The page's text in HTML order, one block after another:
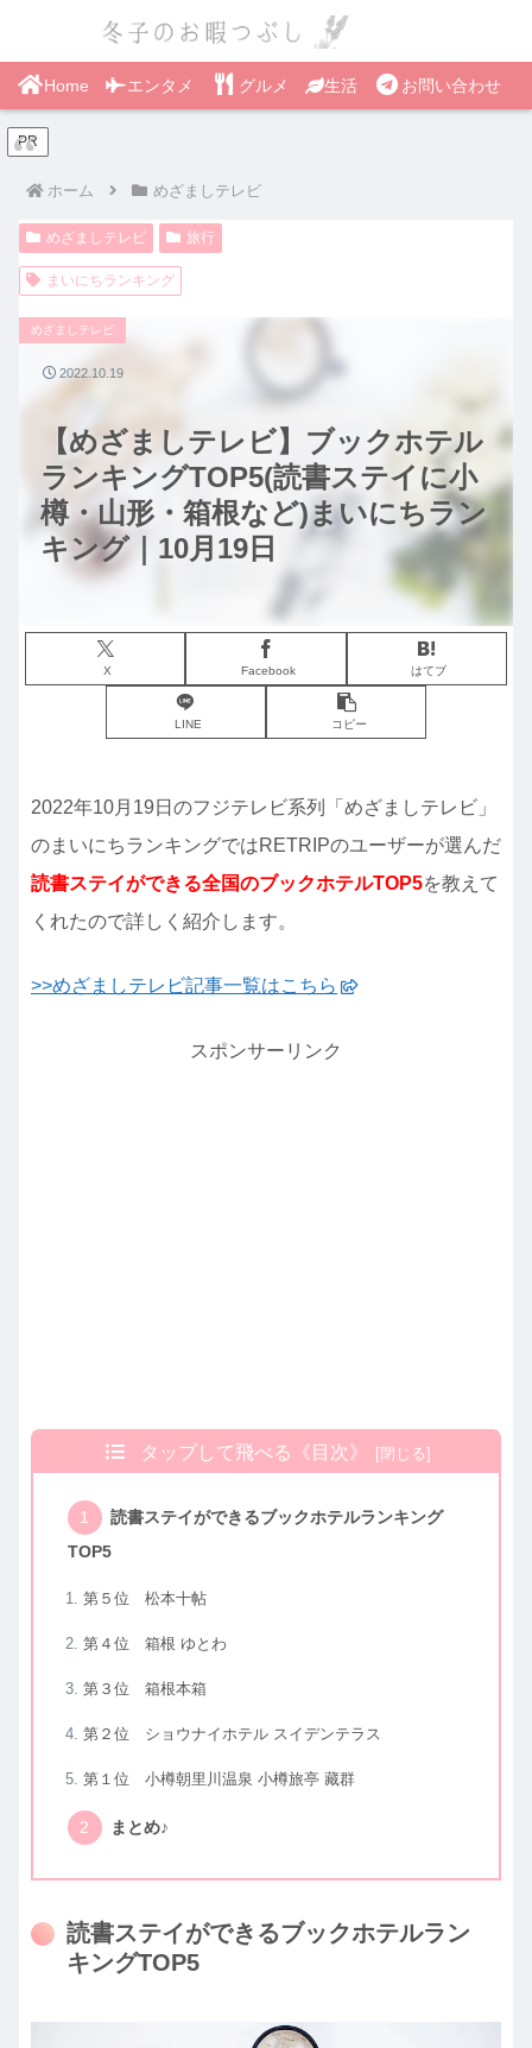
Home エンタメ グルメ 生活 お問い合わせ
PR
ホーム めざましテレビ
めざましテレビ 旅行
まいにちランキング
【めざましテレビ】ブックホテル
ランキングTOP5(読書ステイに小
樽・山形・箱根など)まいにちラン
キング｜10月19日
めざましテレビ
X Facebook はてブ
LINE コピー
2022.10.19
2022年10月19日のフジテレビ系列「めざましテレビ」
のまいにちランキングではRETRIPのユーザーが選んだ
読書ステイができる全国のブックホテルTOP5を教えて
くれたので詳しく紹介します。
>>めざましテレビ記事一覧はこちら
スポンサーリンク
タップして飛べる《目次》
読書ステイができるブックホテルランキング
TOP5
第５位 松本十帖
第４位 箱根 ゆとわ
第３位 箱根本箱
第２位 ショウナイホテル スイデンテラス
第１位 小樽朝里川温泉 小樽旅亭 藏群
まとめ♪
読書ステイができるブックホテルラン
キングTOP5